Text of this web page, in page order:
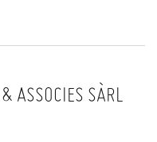
ASSOCIES SÀRL